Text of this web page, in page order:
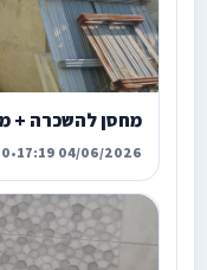
מחסן להשכרה +
04/06/2026 17:19
•